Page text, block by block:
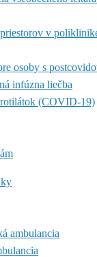
priestorov v
osoby s
infúzna liečba
(COVID-19)
ambulancia